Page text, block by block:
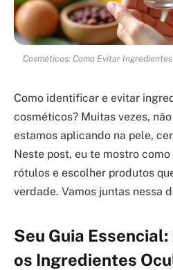
Cosméticos: Como Evitar
Como identificar e evitar
cosméticos? Muitas vezes,
estamos aplicando na pele,
Neste post, eu te mostro
rótulos e escolher produtos
verdade. Vamos juntas nessa
Seu Guia
os Ingredientes